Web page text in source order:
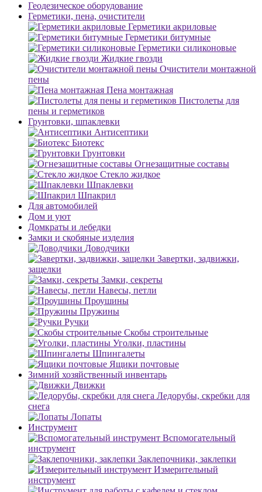
Геодезическое оборудование
Герметики, пена, очистители
Герметики акриловые
Герметики битумные
Герметики силиконовые
Жидкие гвозди
Очистители монтажной
пены
Пена монтажная
Пистолеты для
пены и герметиков
Грунтовки, шпаклевки
Антисептики
Биотекс
Грунтовки
Огнезащитные составы
Стекло жидкое
Шпаклевки
Шпакрил
Для автомобилей
Дом и уют
Домкраты и лебедки
Замки и скобяные изделия
Доводчики
Завертки, задвижки,
защелки
Замки, секреты
Навесы, петли
Проушины
Пружины
Ручки
Скобы строительные
Уголки, пластины
Шпингалеты
Ящики почтовые
Зимний хозяйственный инвентарь
Движки
Ледорубы, скребки для
снега
Лопаты
Инструмент
Вспомогательный
инструмент
Заклепочники, заклепки
Измерительный
инструмент